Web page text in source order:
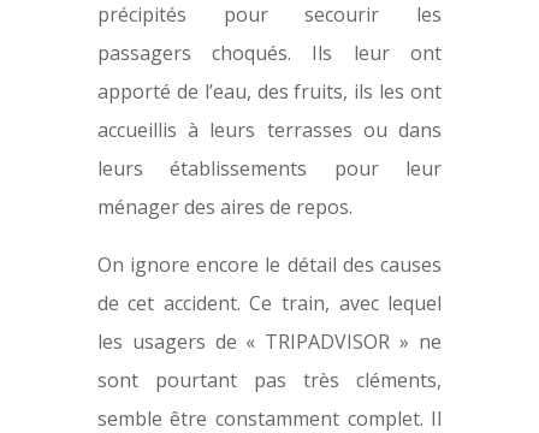
précipités pour secourir les
passagers choqués. Ils leur ont
apporté de l’eau, des fruits, ils les ont
accueillis à leurs terrasses ou dans
leurs établissements pour leur
ménager des aires de repos.
On ignore encore le détail des causes
de cet accident. Ce train, avec lequel
les usagers de « TRIPADVISOR » ne
sont pourtant pas très cléments,
semble être constamment complet. Il